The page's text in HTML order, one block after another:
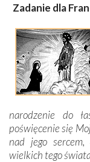
Zadanie dla
narodzenie do
poświęcenie się
nad jego
wielkich tego